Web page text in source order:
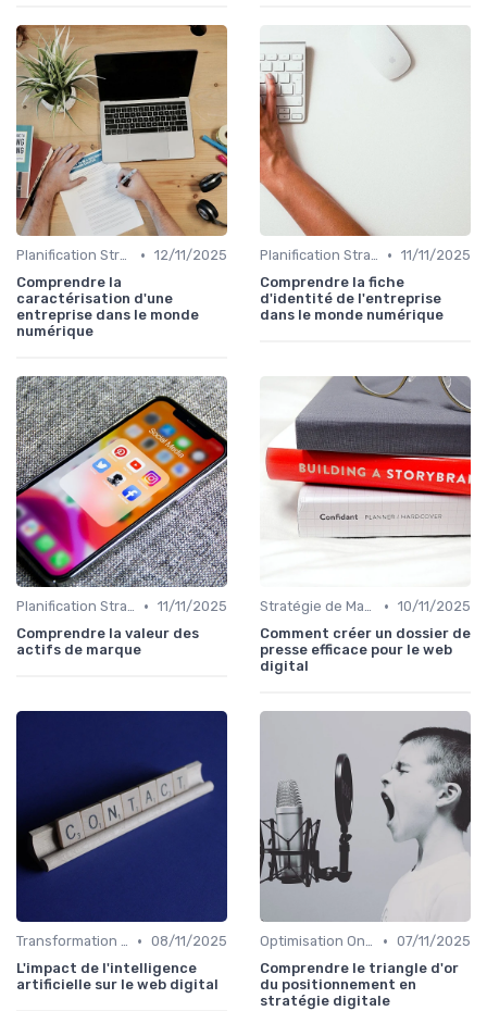
Planification Stratégique Digitale • 12/11/2025
Comprendre la
caractérisation d'une
entreprise dans le monde
numérique
Planification Stratégique Digitale • 11/11/2025
Comprendre la fiche
d'identité de l'entreprise
dans le monde numérique
Planification Stratégique Digitale • 11/11/2025
Comprendre la valeur des
actifs de marque
Stratégie de Marketing Digital • 10/11/2025
Comment créer un dossier de
presse efficace pour le web
digital
Transformation Numérique • 08/11/2025
L'impact de l'intelligence
artificielle sur le web digital
Optimisation On-Page • 07/11/2025
Comprendre le triangle d'or
du positionnement en
stratégie digitale